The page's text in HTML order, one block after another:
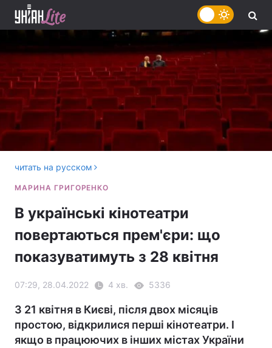
читать на русском
В українські кінотеатри
повертаються прем'єри: що
показуватимуть з 28 квітня
07:29, 28.04.2022 4 хв. 5336
З 21 квітня в Києві, після двох місяців
простою, відкрилися перші кінотеатри. І
якщо в працюючих в інших містах України